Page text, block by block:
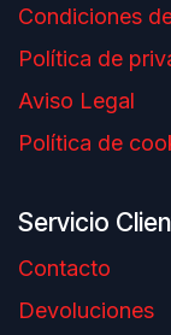
Condiciones
Política de
Aviso Legal
Política de
Servicio
Contacto
Devoluciones